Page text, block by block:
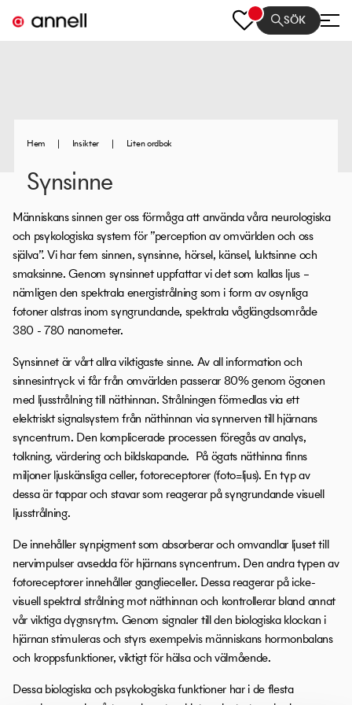
SÖK
Hem | Insikter | Liten ordbok
Synsinne
Människans sinnen ger oss förmåga att använda våra neurologiska
och psykologiska system för ”perception av omvärlden och oss
själva”. Vi har fem sinnen, synsinne, hörsel, känsel, luktsinne och
smaksinne. Genom synsinnet uppfattar vi det som kallas ljus –
nämligen den spektrala energistrålning som i form av osynliga
fotoner alstras inom syngrundande, spektrala våglängdsområde
380 - 780 nanometer.
Synsinnet är vårt allra viktigaste sinne. Av all information och
sinnesintryck vi får från omvärlden passerar 80% genom ögonen
med ljusstrålning till näthinnan. Strålningen förmedlas via ett
elektriskt signalsystem från näthinnan via synnerven till hjärnans
syncentrum. Den komplicerade processen föregås av analys,
tolkning, värdering och bildskapande. På ögats näthinna finns
miljoner ljuskänsliga celler, fotoreceptorer (foto=ljus). En typ av
dessa är tappar och stavar som reagerar på syngrundande visuell
ljusstrålning.
De innehåller synpigment som absorberar och omvandlar ljuset till
nervimpulser avsedda för hjärnans syncentrum. Den andra typen av
fotoreceptorer innehåller ganglieceller. Dessa reagerar på icke-
visuell spektral strålning mot näthinnan och kontrollerar bland annat
vår viktiga dygnsrytm. Genom signaler till den biologiska klockan i
hjärnan stimuleras och styrs exempelvis människans hormonbalans
och kroppsfunktioner, viktigt för hälsa och välmående.
Dessa biologiska och psykologiska funktioner har i de flesta